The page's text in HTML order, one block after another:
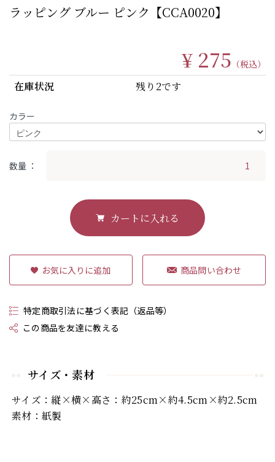
ラッピング ブルー ピンク【CCA0020】
¥ 275 （税込）
在庫状況 残り2です
カラー
数量
カートに入れる
商品問い合わせ
特定商取引法に基づく表記（返品等）
この商品を友達に教える
サイズ・素材
サイズ：縦×横×高さ：約25cm×約4.5cm×約2.5cm
素材：紙製